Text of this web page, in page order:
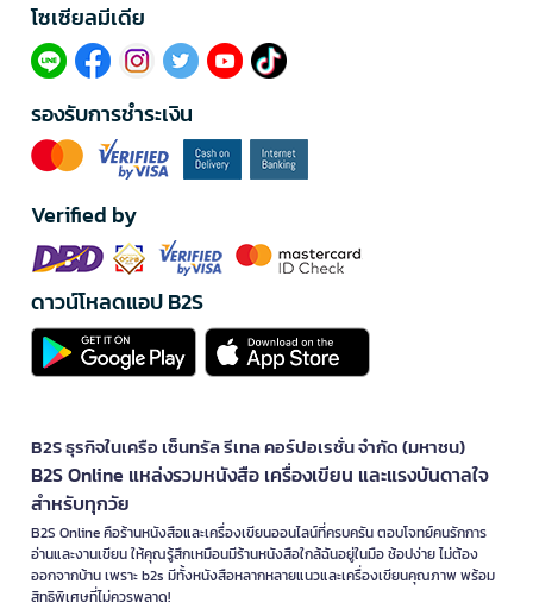
โซเซียลมีเดีย​
รองรับการชำระเงิน
Verified by
ดาวน์โหลดแอป B2S
B2S ธุรกิจในเครือ เซ็นทรัล รีเทล คอร์ปอเรชั่น จำกัด (มหาชน)
B2S Online แหล่งรวมหนังสือ เครื่องเขียน และแรงบันดาลใจ
สำหรับทุกวัย
B2S Online คือร้านหนังสือและเครื่องเขียนออนไลน์ที่ครบครัน ตอบโจทย์คนรักการ
อ่านและงานเขียน ให้คุณรู้สึกเหมือนมีร้านหนังสือใกล้ฉันอยู่ในมือ ช้อปง่าย ไม่ต้อง
ออกจากบ้าน เพราะ b2s มีทั้งหนังสือหลากหลายแนวและเครื่องเขียนคุณภาพ พร้อม
สิทธิพิเศษที่ไม่ควรพลาด!